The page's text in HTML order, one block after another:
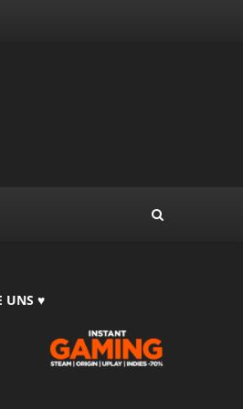
UNS ♥